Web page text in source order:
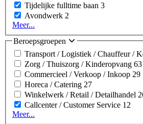
Tijdelijke fulltime baan 3
Avondwerk 2
Meer...
Beroepsgroepen
Transport / Logistiek / Chauffeur /
Zorg / Thuiszorg / Kinderopvang 63
Commercieel / Verkoop / Inkoop 29
Horeca / Catering 27
Winkelwerk / Retail / Detailhandel
Callcenter / Customer Service 12
Meer...